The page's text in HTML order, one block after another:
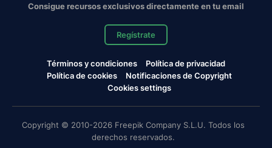
Consigue recursos exclusivos directamente en tu email
Regístrate
Términos y condiciones
Política de privacidad
Política de cookies
Notificaciones de Copyright
Cookies settings
Copyright © 2010-2026 Freepik Company S.L.U. Todos los
derechos reservados.